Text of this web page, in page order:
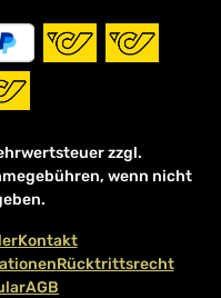
zzgl.
wenn nicht
Kontakt
Rücktrittsrecht
AGB